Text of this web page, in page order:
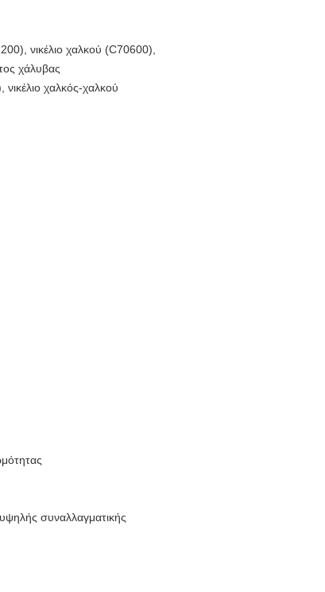
νικέλιο χαλκού (C70600),
χάλυβας
νικέλιο χαλκός-χαλκού
συναλλαγματικής